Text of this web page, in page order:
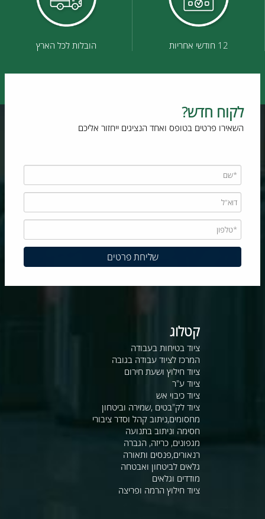
12 חודשי אחריות הובלות לכל הארץ
לקוח חדש?
השאירו פרטים בטופס ואחד הנציגים ייחזור אליכם
קטלוג
ציוד בטיחות בעבודה
המרכז לציוד עבודה בגובה
ציוד חילוץ ושעת חירום
ציוד ע"ר
ציוד כיבוי אש
ציוד לק"בטים ,שמירה וביטחון
מחסומים,ניתוב קהל וסדר ציבורי
חסימה וניתוב בתנועה
מגפונים, כריזה, הגברה
רנאורים,פנסים ותאורה
גלאים לביטחון ואבטחה
מודדים וגלאים
ציוד חילוץ הרמה ופריצה